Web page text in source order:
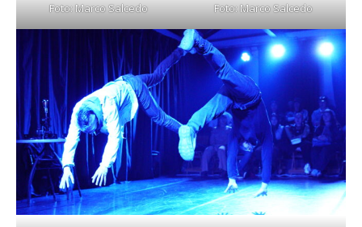
Foto: Marco Salcedo Foto: Marco Salcedo